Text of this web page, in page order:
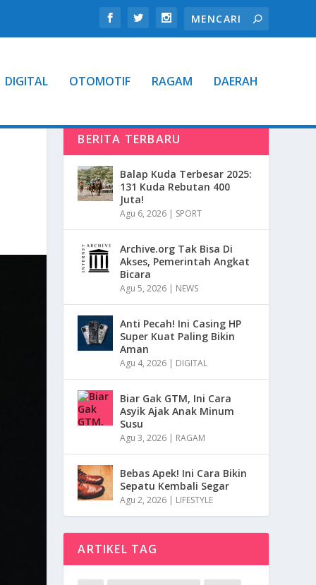
DIGITAL OTOMOTIF RAGAM DAERAH
BERITA TERBARU
Balap Kuda Terbesar 2025:
131 Kuda Rebutan 400
Juta!
Agu 6, 2026 | SPORT
Archive.org Tak Bisa Di
Akses, Pemerintah Angkat
Bicara
Agu 5, 2026 | NEWS
Anti Pecah! Ini Casing HP
Super Kuat Paling Bikin
Aman
Agu 4, 2026 | DIGITAL
Biar Gak GTM, Ini Cara
Asyik Ajak Anak Minum
Susu
Agu 3, 2026 | RAGAM
Bebas Apek! Ini Cara Bikin
Sepatu Kembali Segar
Agu 2, 2026 | LIFESTYLE
ARTIKEL TAG